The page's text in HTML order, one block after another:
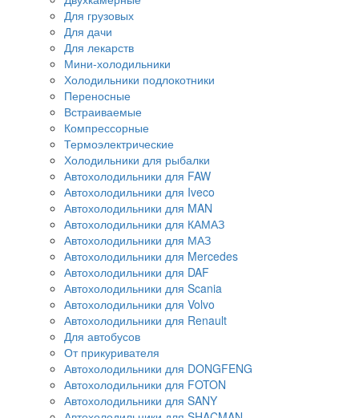
Для грузовых
Для дачи
Для лекарств
Мини-холодильники
Холодильники подлокотники
Переносные
Встраиваемые
Компрессорные
Термоэлектрические
Холодильники для рыбалки
Автохолодильники для FAW
Автохолодильники для Iveco
Автохолодильники для MAN
Автохолодильники для КАМАЗ
Автохолодильники для МАЗ
Автохолодильники для Mercedes
Автохолодильники для DAF
Автохолодильники для Scania
Автохолодильники для Volvo
Автохолодильники для Renault
Для автобусов
От прикуривателя
Автохолодильники для DONGFENG
Автохолодильники для FOTON
Автохолодильники для SANY